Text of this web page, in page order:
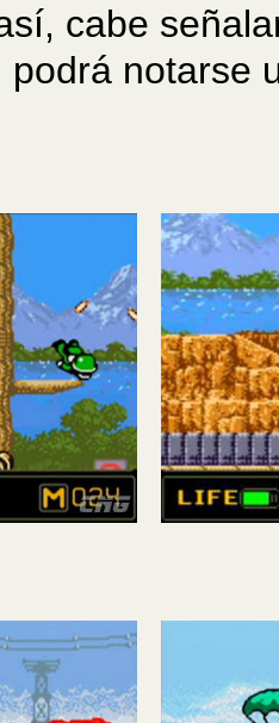
cabe
podrá notarse